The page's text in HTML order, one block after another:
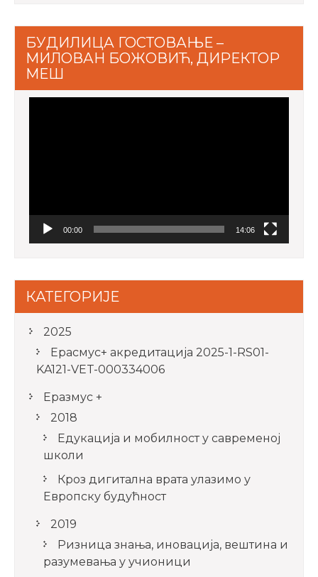
БУДИЛИЦА ГОСТОВАЊЕ –
МИЛОВАН БОЖОВИЋ, ДИРЕКТОР
МЕШ
00:00 14:06
КАТЕГОРИЈЕ
2025
Ерасмус+ акредитацијa 2025-1-RS01-
KA121-VET-000334006
Еразмус +
2018
Едукација и мобилност у савременој
школи
Кроз дигитална врата улазимо у
Европску будућност
2019
Ризница знања, иновација, вештина и
разумевања у учионици